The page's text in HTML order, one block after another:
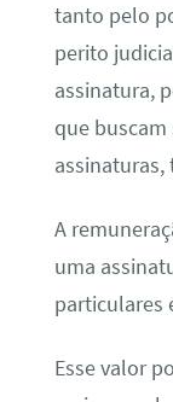
tanto pelo
perito
assinatura,
que buscam
A
uma
particulares
Esse valor